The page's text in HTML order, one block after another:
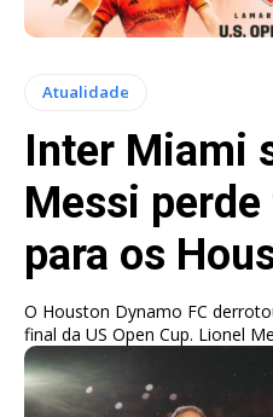
Atualidade
Inter Miami
Messi
para os
O Houston Dynamo FC
final da US Open Cup. Lionel